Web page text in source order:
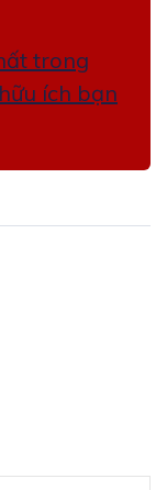
trong
ích bạn